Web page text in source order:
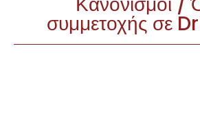
συμμετοχής σε